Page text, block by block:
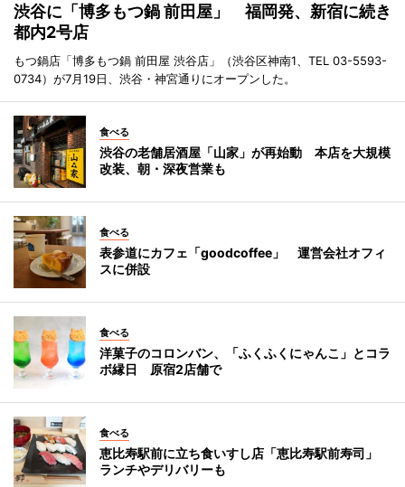
渋谷に「博多もつ鍋 前田屋」 福岡発、新宿に続き
都内2号店
もつ鍋店「博多もつ鍋 前田屋 渋谷店」（渋谷区神南1、TEL 03-5593-
0734）が7月19日、渋谷・神宮通りにオープンした。
食べる
渋谷の老舗居酒屋「山家」が再始動 本店を大規模
改装、朝・深夜営業も
食べる
表参道にカフェ「goodcoffee」 運営会社オフィ
スに併設
食べる
洋菓子のコロンバン、「ふくふくにゃんこ」とコラ
ボ縁日 原宿2店舗で
食べる
恵比寿駅前に立ち食いすし店「恵比寿駅前寿司」
ランチやデリバリーも